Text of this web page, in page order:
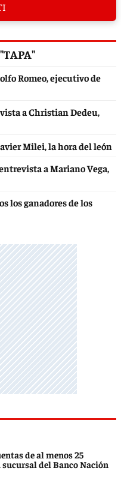
Romeo, ejecutivo de
a Christian Dedeu,
Milei, la hora del león
a Mariano Vega,
los ganadores de los
de al menos 25
del Banco Nación